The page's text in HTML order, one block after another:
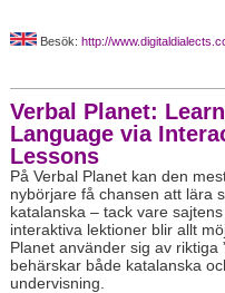
Besök: http://
Verbal Planet:
Language via
Lessons
På Verbal Planet kan den
nybörjare få chansen att lära
katalanska – tack vare
interaktiva lektioner blir allt
Planet använder sig av riktiga
behärskar både katalanska
undervisning.